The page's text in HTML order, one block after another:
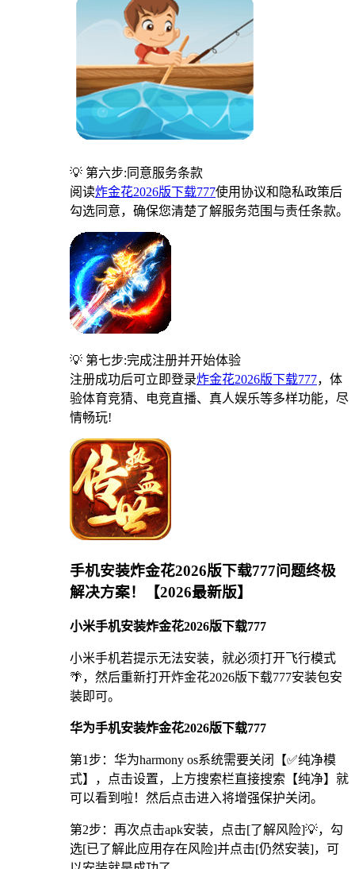
💡 第六步:同意服务条款
阅读炸金花2026版下载777使用协议和隐私政策后
勾选同意，确保您清楚了解服务范围与责任条款。
💡 第七步:完成注册并开始体验
注册成功后可立即登录炸金花2026版下载777，体
验体育竞猜、电竞直播、真人娱乐等多样功能，尽
情畅玩!
手机安装炸金花2026版下载777问题终极
解决方案！【2026最新版】
小米手机安装炸金花2026版下载777
小米手机若提示无法安装，就必须打开飞行模式
🌴，然后重新打开炸金花2026版下载777安装包安
装即可。
华为手机安装炸金花2026版下载777
第1步：华为harmony os系统需要关闭【✅纯净模
式】，点击设置，上方搜索栏直接搜索【纯净】就
可以看到啦！然后点击进入将增强保护关闭。
第2步：再次点击apk安装，点击[了解风险]💡，勾
选[已了解此应用存在风险]并点击[仍然安装]，可